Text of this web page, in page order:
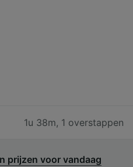
1u 38m, 1 overstappen
prijzen voor vandaag